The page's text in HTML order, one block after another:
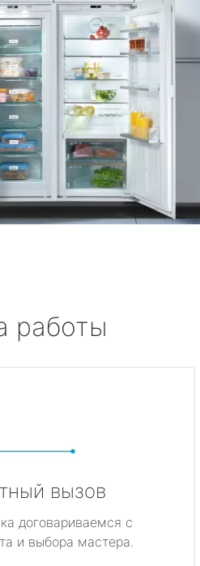
работы
вызов
договариваемся с
и выбора мастера.